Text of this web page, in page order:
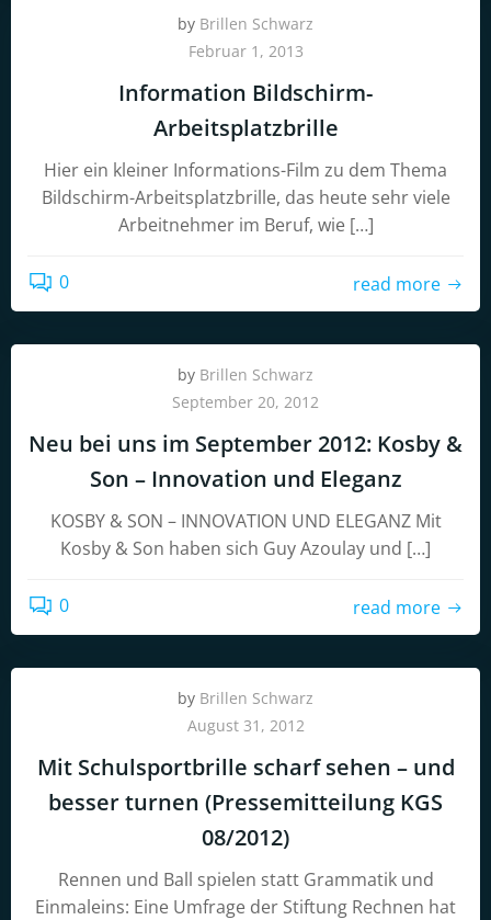
by Brillen Schwarz
Februar 1, 2013
Information Bildschirm-
Arbeitsplatzbrille
Hier ein kleiner Informations-Film zu dem Thema
Bildschirm-Arbeitsplatzbrille, das heute sehr viele
Arbeitnehmer im Beruf, wie […]
0 read more
by Brillen Schwarz
September 20, 2012
Neu bei uns im September 2012: Kosby &
Son – Innovation und Eleganz
KOSBY & SON – INNOVATION UND ELEGANZ Mit
Kosby & Son haben sich Guy Azoulay und […]
0 read more
by Brillen Schwarz
August 31, 2012
Mit Schulsportbrille scharf sehen – und
besser turnen (Pressemitteilung KGS
08/2012)
Rennen und Ball spielen statt Grammatik und
Einmaleins: Eine Umfrage der Stiftung Rechnen hat